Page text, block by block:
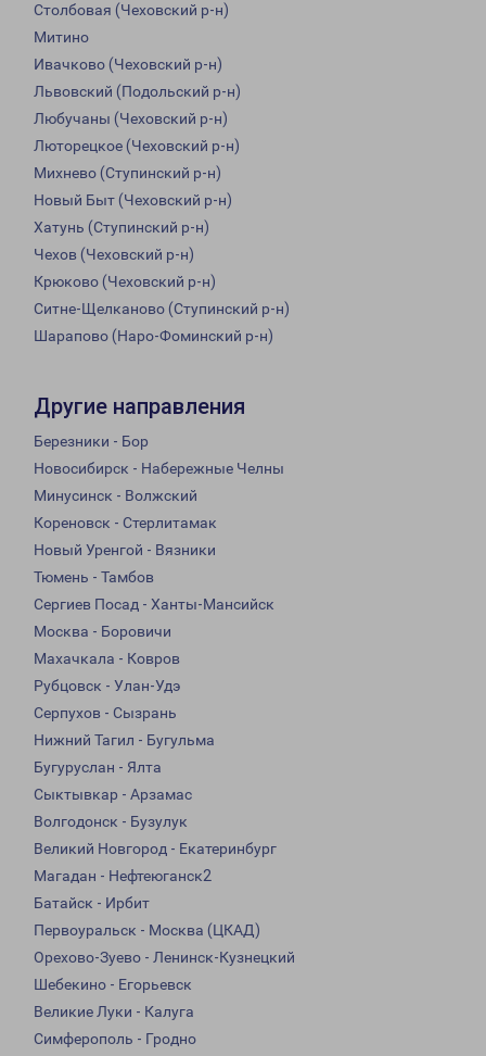
Столбовая (Чеховский р-н)
Митино
Ивачково (Чеховский р-н)
Львовский (Подольский р-н)
Любучаны (Чеховский р-н)
Люторецкое (Чеховский р-н)
Михнево (Ступинский р-н)
Новый Быт (Чеховский р-н)
Хатунь (Ступинский р-н)
Чехов (Чеховский р-н)
Крюково (Чеховский р-н)
Ситне-Щелканово (Ступинский р-н)
Шарапово (Наро-Фоминский р-н)
Другие направления
Березники - Бор
Новосибирск - Набережные Челны
Минусинск - Волжский
Кореновск - Стерлитамак
Новый Уренгой - Вязники
Тюмень - Тамбов
Сергиев Посад - Ханты-Мансийск
Москва - Боровичи
Махачкала - Ковров
Рубцовск - Улан-Удэ
Серпухов - Сызрань
Нижний Тагил - Бугульма
Бугуруслан - Ялта
Сыктывкар - Арзамас
Волгодонск - Бузулук
Великий Новгород - Екатеринбург
Магадан - Нефтеюганск2
Батайск - Ирбит
Первоуральск - Москва (ЦКАД)
Орехово-Зуево - Ленинск-Кузнецкий
Шебекино - Егорьевск
Великие Луки - Калуга
Симферополь - Гродно